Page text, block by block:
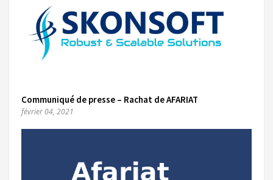
Communiqué de presse – Rachat de AFARIAT
février 04, 2021